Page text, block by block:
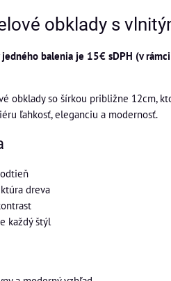
obklady s
balenia je 15€ sDPH (v rámci
obklady so šírkou približne 12cm,
ľahkosť, eleganciu a modernosť.
dreva
každý štýl